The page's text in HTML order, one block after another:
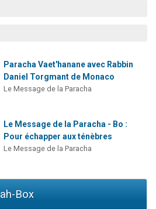
49 places pour étudier en groupe sur Zoom
de donner son Maasser
Paracha Vaet'hanane avec Rabbin
Daniel Torgmant de Monaco
Le Message de la Paracha
Le Message de la Paracha - Bo :
Pour échapper aux ténèbres
Le Message de la Paracha
Box